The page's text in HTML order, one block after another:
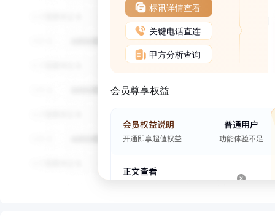
标讯详情查看
关键电话直连
甲方分析查询
会员尊享权益